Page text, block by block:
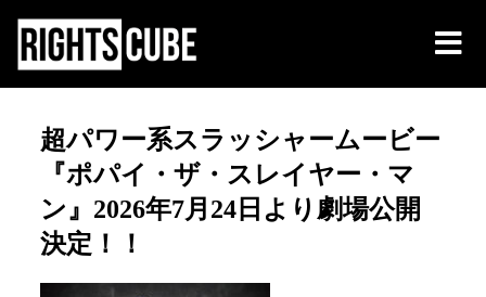
超パワー系スラッシャームービー
『ポパイ・ザ・スレイヤー・マ
ン』2026年7月24日より劇場公開
決定！！